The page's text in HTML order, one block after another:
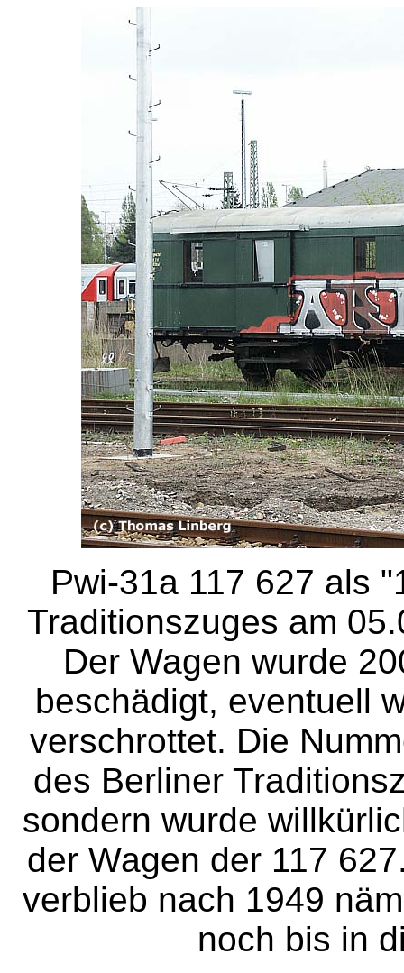
Pwi-31a 117 627 als
Traditionszuges am
Der Wagen wurde
beschädigt, eventuell
verschrottet. Die
des Berliner
sondern wurde
der Wagen der 117
verblieb nach 1949
noch bis in